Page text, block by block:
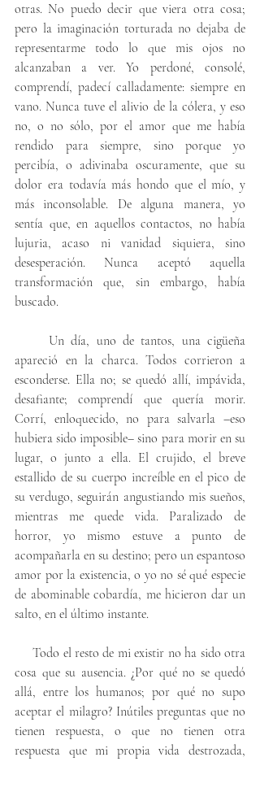
otras. No puedo decir que viera otra cosa;
pero la imaginación torturada no dejaba de
representarme todo lo que mis ojos no
alcanzaban a ver. Yo perdoné, consolé,
comprendí, padecí calladamente: siempre en
vano. Nunca tuve el alivio de la cólera, y eso
no, o no sólo, por el amor que me había
rendido para siempre, sino porque yo
percibía, o adivinaba oscuramente, que su
dolor era todavía más hondo que el mío, y
más inconsolable. De alguna manera, yo
sentía que, en aquellos contactos, no había
lujuria, acaso ni vanidad siquiera, sino
desesperación. Nunca aceptó aquella
transformación que, sin embargo, había
buscado.
Un día, uno de tantos, una cigüeña
apareció en la charca. Todos corrieron a
esconderse. Ella no; se quedó allí, impávida,
desafiante; comprendí que quería morir.
Corrí, enloquecido, no para salvarla –eso
hubiera sido imposible– sino para morir en su
lugar, o junto a ella. El crujido, el breve
estallido de su cuerpo increíble en el pico de
su verdugo, seguirán angustiando mis sueños,
mientras me quede vida. Paralizado de
horror, yo mismo estuve a punto de
acompañarla en su destino; pero un espantoso
amor por la existencia, o yo no sé qué especie
de abominable cobardía, me hicieron dar un
salto, en el último instante.
Todo el resto de mi existir no ha sido otra
cosa que su ausencia. ¿Por qué no se quedó
allá, entre los humanos; por qué no supo
aceptar el milagro? Inútiles preguntas que no
tienen respuesta, o que no tienen otra
respuesta que mi propia vida destrozada,